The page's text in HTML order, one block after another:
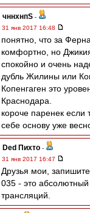
чннхнпS -
31 янв 2017 16:48
понятно, что за
комфортно, но
спокойно и очень
дубль Жилины или
Копенгаген это
Краснодара.
короче паренек если
себе основу уже
Ded Пихто -
31 янв 2017 16:47
Друзья мои,
035 - это
трансляций.